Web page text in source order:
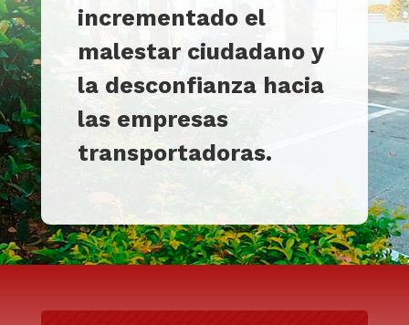
incrementado el
malestar ciudadano y
la desconfianza hacia
las empresas
transportadoras.